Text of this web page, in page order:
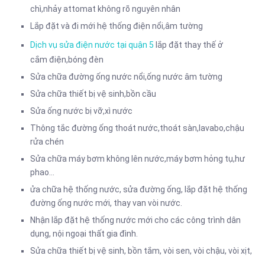
chì,nhảy attomat không rõ nguyên nhân
Lắp đặt và đi mới hệ thống điện nổi,âm tường
Dịch vụ sửa điện nước tại quận 5 lắp đặt thay thế ở
cắm điện,bóng đèn
Sửa chữa đường ống nước nổi,ống nước âm tường
Sửa chữa thiết bị vệ sinh,bồn cầu
Sửa ống nước bị vỡ,xì nước
Thông tắc đường ống thoát nước,thoát sàn,lavabo,chậu
rửa chén
Sửa chữa máy bơm không lên nước,máy bơm hỏng tụ,hư
phao…
ửa chữa hệ thống nước, sửa đường ống, lắp đặt hệ thống
đường ống nước mới, thay van vòi nước.
Nhận lắp đặt hệ thống nước mới cho các công trình dân
dụng, nội ngoại thất gia đình.
Sửa chữa thiết bị vệ sinh, bồn tắm, vòi sen, vòi chậu, vòi xịt,